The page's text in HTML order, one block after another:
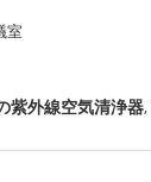
室
紫外線空気清浄器,